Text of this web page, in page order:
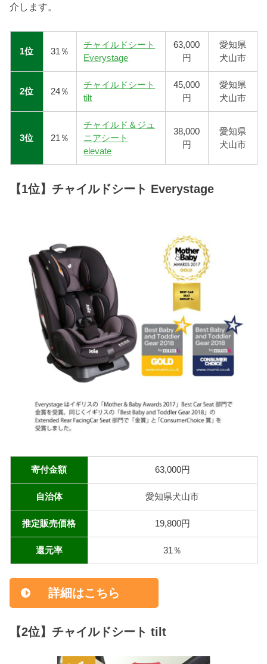
介します。
1位 31％
チャイルドシート
Everystage
63,000
円
愛知県
犬山市
2位 24％
チャイルドシート
tilt
45,000
円
愛知県
犬山市
3位 21％
チャイルド＆ジュ
ニアシート
elevate
38,000
円
愛知県
犬山市
【1位】チャイルドシート Everystage
寄付金額 63,000円
自治体 愛知県犬山市
推定販売価格 19,800円
還元率 31％
詳細はこちら
【2位】チャイルドシート tilt